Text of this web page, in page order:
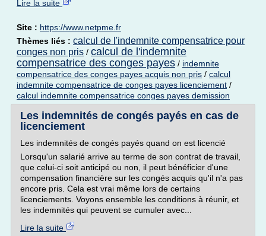
Lire la suite
Site : https://www.netpme.fr
Thèmes liés : calcul de l'indemnite compensatrice pour
conges non pris / calcul de l'indemnite
compensatrice des conges payes / indemnite
compensatrice des conges payes acquis non pris / calcul
indemnite compensatrice de conges payes licenciement /
calcul indemnite compensatrice conges payes demission
Les indemnités de congés payés en cas de
licenciement
Les indemnités de congés payés quand on est licencié
Lorsqu'un salarié arrive au terme de son contrat de travail,
que celui-ci soit anticipé ou non, il peut bénéficier d'une
compensation financière sur les congés acquis qu'il n'a pas
encore pris. Cela est vrai même lors de certains
licenciements. Voyons ensemble les conditions à réunir, et
les indemnités qui peuvent se cumuler avec...
Lire la suite